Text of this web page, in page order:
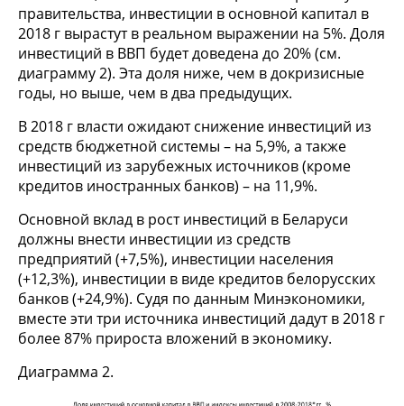
правительства, инвестиции в основной капитал в
2018 г вырастут в реальном выражении на 5%. Доля
инвестиций в ВВП будет доведена до 20% (см.
диаграмму 2). Эта доля ниже, чем в докризисные
годы, но выше, чем в два предыдущих.
В 2018 г власти ожидают снижение инвестиций из
средств бюджетной системы – на 5,9%, а также
инвестиций из зарубежных источников (кроме
кредитов иностранных банков) – на 11,9%.
Основной вклад в рост инвестиций в Беларуси
должны внести инвестиции из средств
предприятий (+7,5%), инвестиции населения
(+12,3%), инвестиции в виде кредитов белорусских
банков (+24,9%). Судя по данным Минэкономики,
вместе эти три источника инвестиций дадут в 2018 г
более 87% прироста вложений в экономику.
Диаграмма 2.